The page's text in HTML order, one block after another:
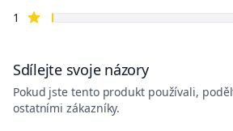
1
hvězdné recenze
Sdílejte svoje názory
Pokud jste tento produkt používali,
ostatními zákazníky.